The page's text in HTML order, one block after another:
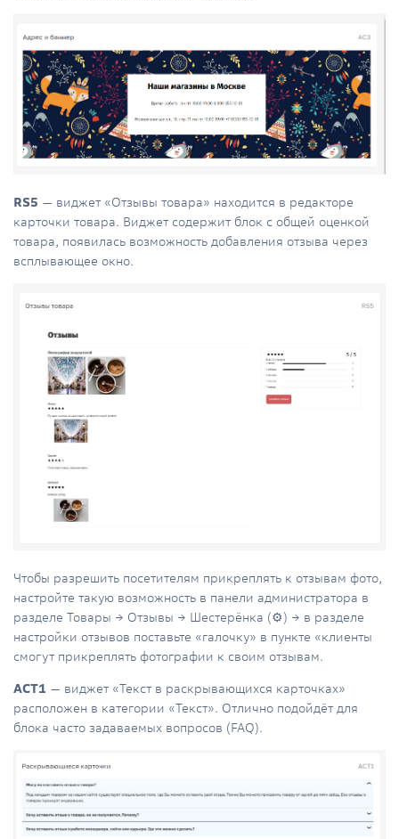
RS5 — виджет «Отзывы товара» находится в редакторе
карточки товара. Виджет содержит блок с общей оценкой
товара, появилась возможность добавления отзыва через
всплывающее окно.
Чтобы разрешить посетителям прикреплять к отзывам фото,
настройте такую возможность в панели администратора в
разделе Товары → Отзывы → Шестерёнка (⚙️) → в разделе
настройки отзывов поставьте «галочку» в пункте «клиенты
смогут прикреплять фотографии к своим отзывам.
АСТ1 — виджет «Текст в раскрывающихся карточках»
расположен в категории «Текст». Отлично подойдёт для
блока часто задаваемых вопросов (FAQ).